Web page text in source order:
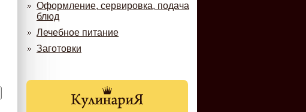
Оформление, сервировка, подача
блюд
Лечебное питание
Заготовки